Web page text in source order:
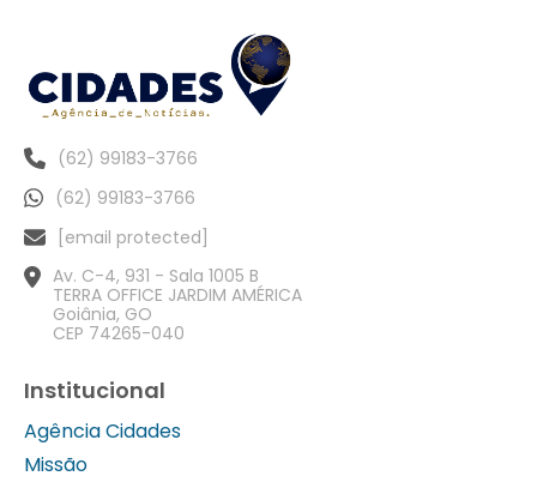
(62) 99183-3766
(62) 99183-3766
[email protected]
Av. C-4, 931 - Sala 1005 B
TERRA OFFICE JARDIM AMÉRICA
Goiânia, GO
CEP 74265-040
Institucional
Agência Cidades
Missão